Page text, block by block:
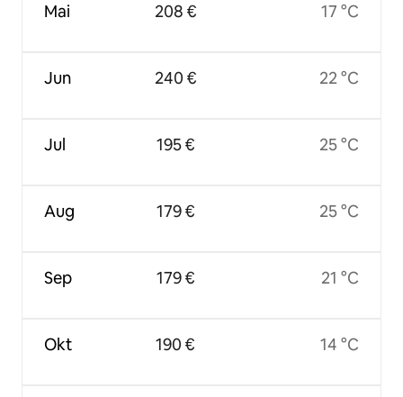
Mai
Jun
Jul
Aug
Sep
Okt
208 €
240 €
195 €
179 €
179 €
190 €
17 °C
22 °C
25 °C
25 °C
21 °C
14 °C